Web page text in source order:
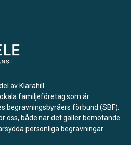
av Klarahill.
familjeföretag som är
begravningsbyråers förbund (SBF).
oss, både när det gäller bemötande
personliga begravningar.